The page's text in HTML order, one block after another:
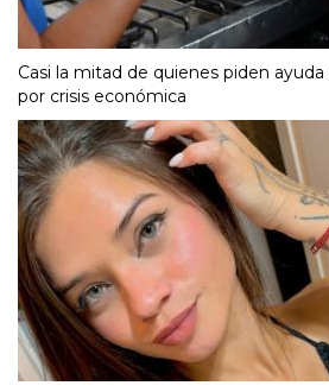
Casi la mitad de quienes piden
por crisis económica